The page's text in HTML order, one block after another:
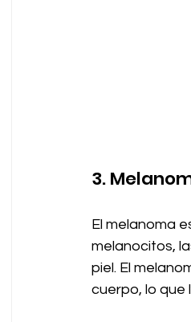
3.
El melanoma
melanocitos,
piel. El
cuerpo, lo que